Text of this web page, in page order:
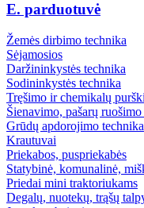
E. parduotuvė
Žemės dirbimo technika
Sėjamosios
Daržininkystės technika
Sodininkystės technika
Tręšimo ir chemikalų
Šienavimo, pašarų
Grūdų apdorojimo technika
Krautuvai
Priekabos, puspriekabės
Statybinė, komunalinė,
Priedai mini traktoriukams
Degalų, nuotekų, trąšų